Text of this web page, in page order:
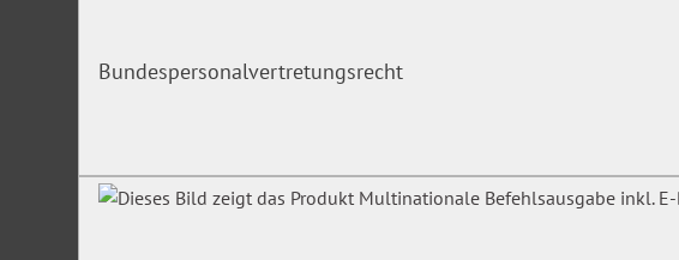
Bundespersonalvertretungsrecht